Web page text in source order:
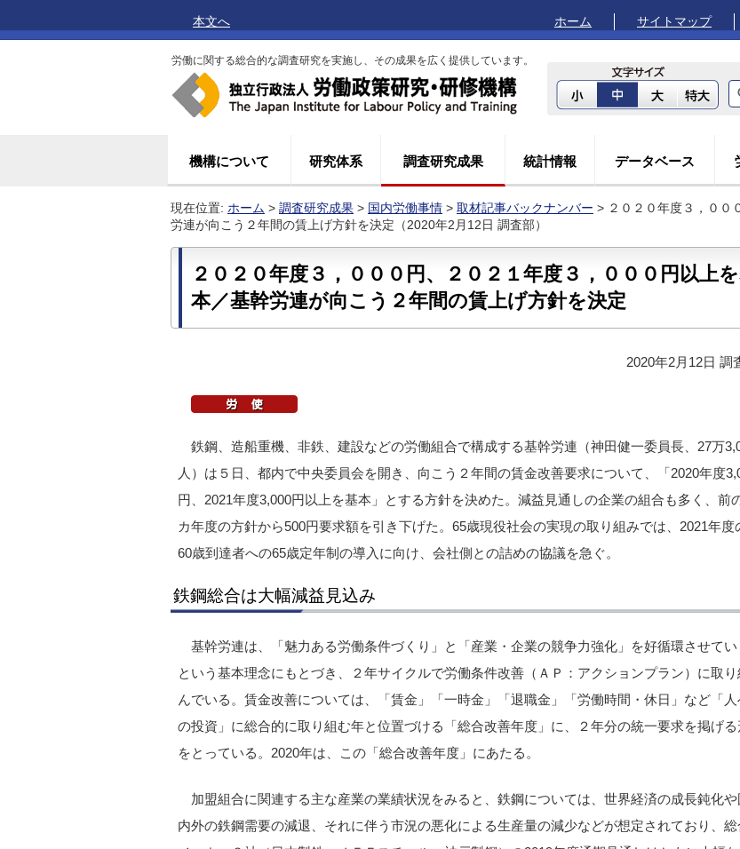
本文へ ホーム サイトマップ
労働に関する総合的な調査研究を実施し、その成果を広く提供しています。
機構について 研究体系 調査研究成果 統計情報 データベース
現在位置: ホーム > 調査研究成果 > 国内労働事情 > 取材記事バックナンバー > ２０２０年度３，００
労連が向こう２年間の賃上げ方針を決定（2020年2月12日 調査部）
２０２０年度３，０００円、２０２１年度３，０００円以上
本／基幹労連が向こう２年間の賃上げ方針を決定
2020年2月12日 調
鉄鋼、造船重機、非鉄、建設などの労働組合で構成する基幹労連（神田健一委員長、27万
人）は５日、都内で中央委員会を開き、向こう２年間の賃金改善要求について、「2020年度
円、2021年度3,000円以上を基本」とする方針を決めた。減益見通しの企業の組合も多く、前
カ年度の方針から500円要求額を引き下げた。65歳現役社会の実現の取り組みでは、2021年度
60歳到達者への65歳定年制の導入に向け、会社側との詰めの協議を急ぐ。
鉄鋼総合は大幅減益見込み
基幹労連は、「魅力ある労働条件づくり」と「産業・企業の競争力強化」を好循環させてい
という基本理念にもとづき、２年サイクルで労働条件改善（ＡＰ：アクションプラン）に取り
んでいる。賃金改善については、「賃金」「一時金」「退職金」「労働時間・休日」など「人
の投資」に総合的に取り組む年と位置づける「総合改善年度」に、２年分の統一要求を掲げる
をとっている。2020年は、この「総合改善年度」にあたる。
加盟組合に関連する主な産業の業績状況をみると、鉄鋼については、世界経済の成長鈍化や
内外の鉄鋼需要の減退、それに伴う市況の悪化による生産量の減少などが想定されており、総